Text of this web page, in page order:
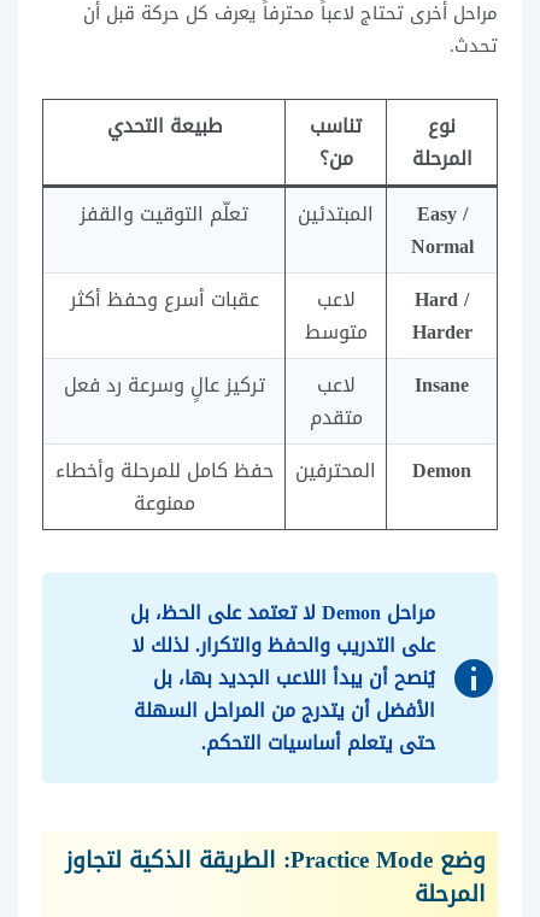
مراحل أخرى تحتاج لاعباً محترفاً يعرف كل حركة قبل أن
تحدث.
نوع
المرحلة
تناسب
من؟
طبيعة التحدي
Easy /
Normal
المبتدئين تعلّم التوقيت والقفز
Hard /
Harder
لاعب
متوسط
عقبات أسرع وحفظ أكثر
Insane
لاعب
متقدم
تركيز عالٍ وسرعة رد فعل
Demon المحترفين
حفظ كامل للمرحلة وأخطاء
ممنوعة
مراحل Demon لا تعتمد على الحظ، بل
على التدريب والحفظ والتكرار. لذلك لا
يُنصح أن يبدأ اللاعب الجديد بها، بل
الأفضل أن يتدرج من المراحل السهلة
حتى يتعلم أساسيات التحكم.
وضع Practice Mode: الطريقة الذكية لتجاوز
المرحلة